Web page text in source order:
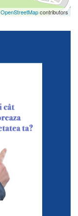
OpenStreetMapcontributors